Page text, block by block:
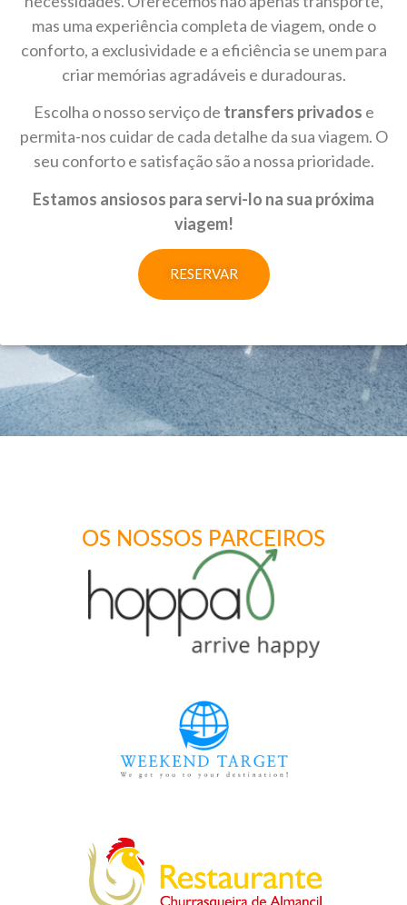
mas uma experiência completa de viagem, onde o
conforto, a exclusividade e a eficiência se unem para
criar memórias agradáveis e duradouras.
Escolha o nosso serviço de transfers privados e
permita-nos cuidar de cada detalhe da sua viagem. O
seu conforto e satisfação são a nossa prioridade.
Estamos ansiosos para servi-lo na sua próxima
viagem!
RESERVAR
OS NOSSOS PARCEIROS